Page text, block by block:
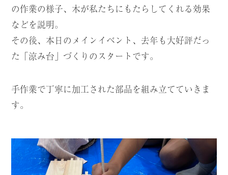
の作業の様子、木が私たちにもたらしてくれる効果
などを説明。
その後、本日のメインイベント、去年も大好評だっ
た「涼み台」づくりのスタートです。
手作業で丁寧に加工された部品を組み立てていきま
す。